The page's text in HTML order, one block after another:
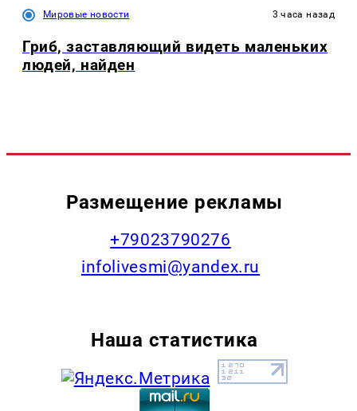
Мировые новости 3 часа назад
Гриб, заставляющий видеть маленьких
людей, найден
Размещение рекламы
+79023790276
infolivesmi@yandex.ru
Наша статистика